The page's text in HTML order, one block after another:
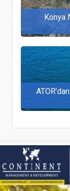
Konya
Dünya ve